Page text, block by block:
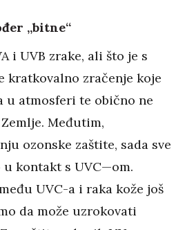
„bitne“
i UVB zrake, ali što je s
kratkovalno zračenje koje
u atmosferi te obično ne
Međutim,
ozonske zaštite, sada sve
kontakt s UVC—om.
UVC-a i raka kože još
da može uzrokovati